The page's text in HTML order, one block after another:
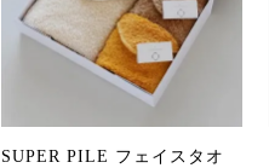
SUPER PILE フェイスタオ